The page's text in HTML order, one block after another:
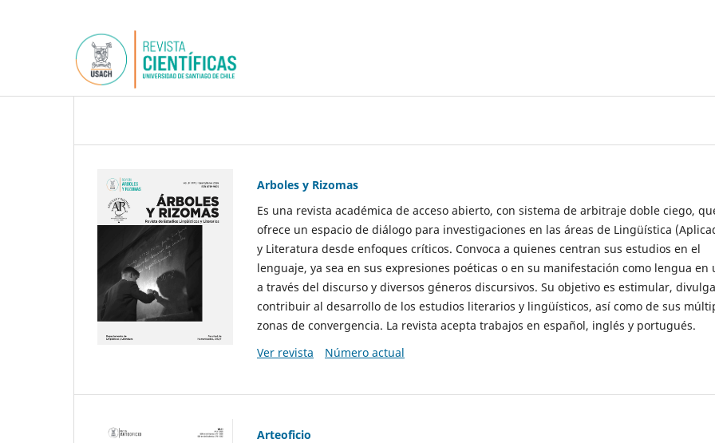
Arboles y Rizomas
Es una revista académica de acceso abierto, con sistema de arbitraje doble ciego,
ofrece un espacio de diálogo para investigaciones en las áreas de Lingüística
y Literatura desde enfoques críticos. Convoca a quienes centran sus estudios en el
lenguaje, ya sea en sus expresiones poéticas o en su manifestación como lengua en
a través del discurso y diversos géneros discursivos. Su objetivo es estimular,
contribuir al desarrollo de los estudios literarios y lingüísticos, así como de sus
zonas de convergencia. La revista acepta trabajos en español, inglés y portugués.
Ver revista
Número actual
Arteoficio